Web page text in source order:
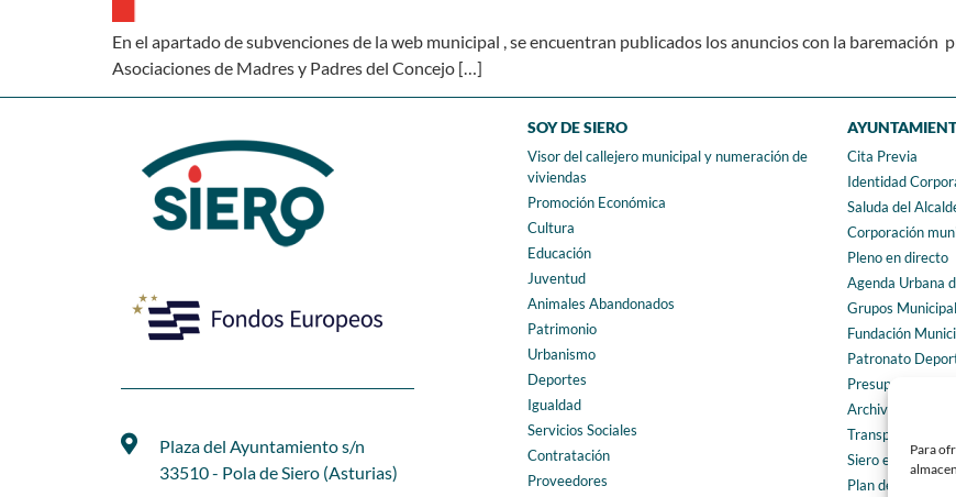
Para
En el apartado de subvenciones de la web municipal , se encuentran publicados los anuncios con la baremación
Asociaciones de Madres y Padres del Concejo […]
Plaza del Ayuntamiento s/n
33510 - Pola de Siero (Asturias)
SOY DE SIERO
Visor del callejero municipal y numeración de
viviendas
Promoción Económica
Cultura
Educación
Juventud
Animales Abandonados
Patrimonio
Urbanismo
Deportes
Igualdad
Servicios Sociales
Contratación
Proveedores
Cita Previa
Identidad
Saluda del
Corporación
Pleno en directo
Agenda Urbana
Grupos
Fundación
Patronato
Presupuestos
Archivo municipal
Transparencia
Siero en Cifras
Plan de igualdad